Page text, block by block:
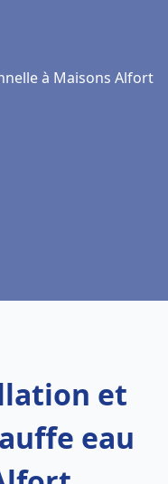
à Maisons Alfort
et
eau